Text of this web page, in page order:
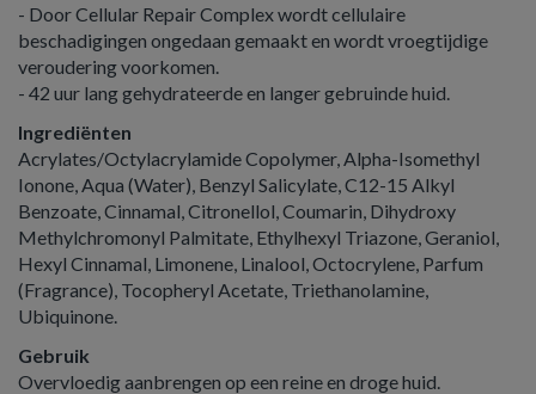
- Door Cellular Repair Complex wordt cellulaire
beschadigingen ongedaan gemaakt en wordt vroegtijdige
veroudering voorkomen.
- 42 uur lang gehydrateerde en langer gebruinde huid.
Ingrediënten
Acrylates/Octylacrylamide Copolymer, Alpha-Isomethyl
Ionone, Aqua (Water), Benzyl Salicylate, C12-15 Alkyl
Benzoate, Cinnamal, Citronellol, Coumarin, Dihydroxy
Methylchromonyl Palmitate, Ethylhexyl Triazone, Geraniol,
Hexyl Cinnamal, Limonene, Linalool, Octocrylene, Parfum
(Fragrance), Tocopheryl Acetate, Triethanolamine,
Ubiquinone.
Gebruik
Overvloedig aanbrengen op een reine en droge huid.